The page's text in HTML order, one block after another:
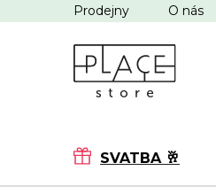
na
Prodejny O nás
SVATBA 🥂